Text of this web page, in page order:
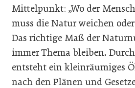
Mittelpunkt: „Wo der
muss die Natur weichen
Das richtige Maß der
immer Thema bleiben.
entsteht ein kleinräumiges
nach den Plänen und